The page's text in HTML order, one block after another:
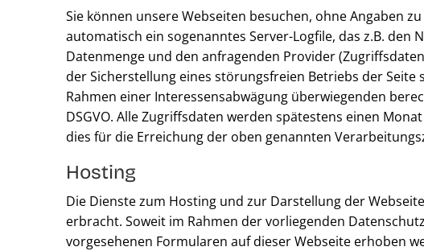
Sie können unsere Webseiten besuchen, ohne Angaben
automatisch ein sogenanntes Server-Logfile, das z.B.
Datenmenge und den anfragenden Provider
der Sicherstellung eines störungsfreien Betriebs der
Rahmen einer Interessensabwägung überwiegenden
DSGVO. Alle Zugriffsdaten werden spätestens einen
dies für die Erreichung der oben genannten
Hosting
Die Dienste zum Hosting und zur Darstellung der
erbracht. Soweit im Rahmen der vorliegenden
vorgesehenen Formularen auf dieser Webseite erhoben